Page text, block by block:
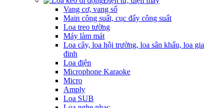
Vang cơ, vang số
Main công suất, cục đẩy công suất
Loa treo tường
Máy làm mát
Loa cây, loa hội trường, loa sân khấu, loa gia
đinh
Loa điện
Microphone Karaoke
Micro
Amply
Loa SUB